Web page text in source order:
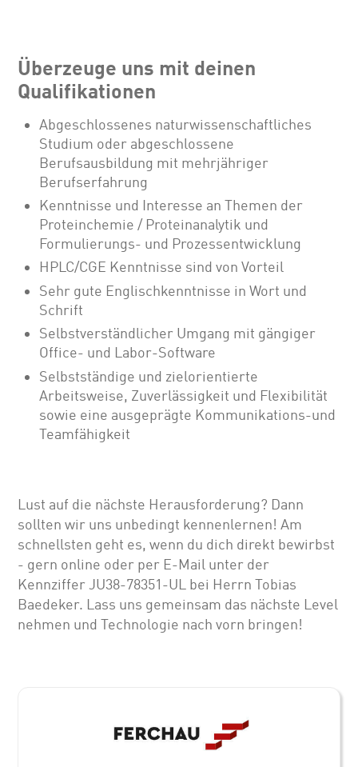
Überzeuge uns mit deinen
Qualifikationen
Abgeschlossenes naturwissenschaftliches
Studium oder abgeschlossene
Berufsausbildung mit mehrjähriger
Berufserfahrung
Kenntnisse und Interesse an Themen der
Proteinchemie / Proteinanalytik und
Formulierungs- und Prozessentwicklung
HPLC/CGE Kenntnisse sind von Vorteil
Sehr gute Englischkenntnisse in Wort und
Schrift
Selbstverständlicher Umgang mit gängiger
Office- und Labor-Software
Selbstständige und zielorientierte
Arbeitsweise, Zuverlässigkeit und Flexibilität
sowie eine ausgeprägte Kommunikations-und
Teamfähigkeit
Lust auf die nächste Herausforderung? Dann
sollten wir uns unbedingt kennenlernen! Am
schnellsten geht es, wenn du dich direkt bewirbst
- gern online oder per E-Mail unter der
Kennziffer JU38-78351-UL bei Herrn Tobias
Baedeker. Lass uns gemeinsam das nächste Level
nehmen und Technologie nach vorn bringen!